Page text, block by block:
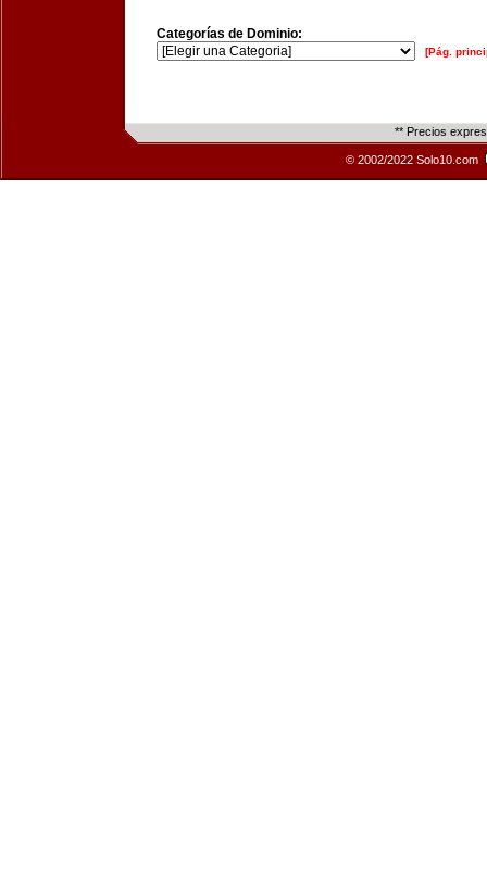
Categorías de Dominio:
[Pág.
** Precios
© 2002/2022 Solo10.com